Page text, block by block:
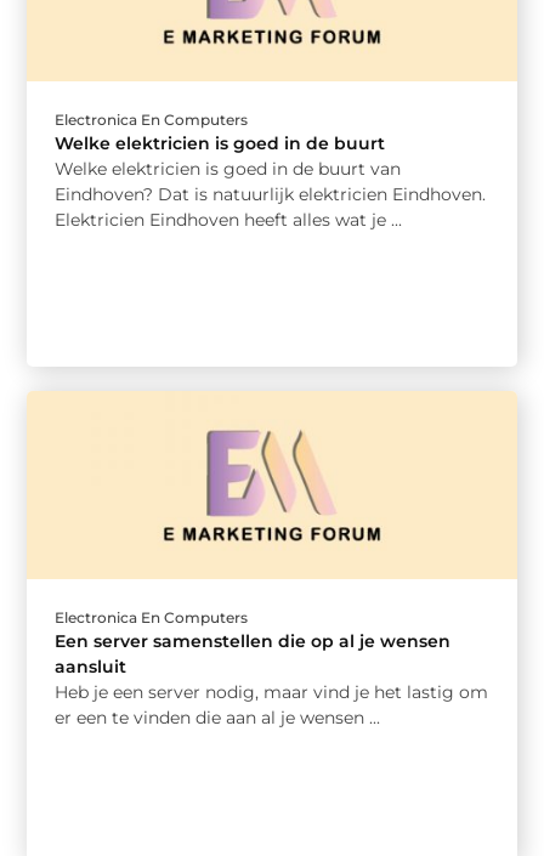
Electronica En Computers
Welke elektricien is goed in de buurt
Welke elektricien is goed in de buurt van
Eindhoven? Dat is natuurlijk elektricien Eindhoven.
Elektricien Eindhoven heeft alles wat je ...
Electronica En Computers
Een server samenstellen die op al je wensen
aansluit
Heb je een server nodig, maar vind je het lastig om
er een te vinden die aan al je wensen ...